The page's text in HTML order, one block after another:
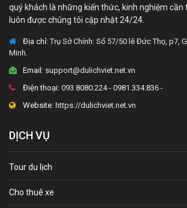
quý khách là những kiến thức, kinh nghiệm cần
luôn được chúng tôi cập nhật 24/24.
Địa chỉ:Trụ Sở Chính: Số 57/50 lê Đức Thọ, p7,
Minh.
Email: support@dulichviet.net.vn
Điện thoại: 093.8080.224 - 0981.334.836 -
Website: https://dulichviet.net.vn
DỊCH VỤ
Tour du lịch
Cho thuê xe